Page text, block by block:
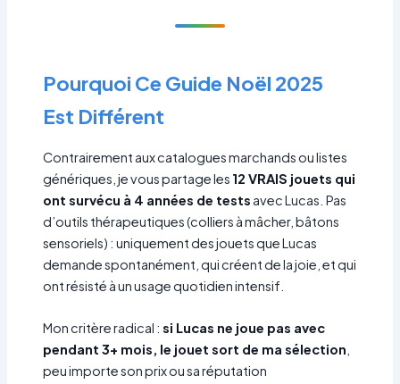
Pourquoi Ce Guide Noël 2025
Est Différent
Contrairement aux catalogues marchands ou listes
génériques, je vous partage les 12 VRAIS jouets qui
ont survécu à 4 années de tests avec Lucas. Pas
d’outils thérapeutiques (colliers à mâcher, bâtons
sensoriels) : uniquement des jouets que Lucas
demande spontanément, qui créent de la joie, et qui
ont résisté à un usage quotidien intensif.
Mon critère radical : si Lucas ne joue pas avec
pendant 3+ mois, le jouet sort de ma sélection
peu importe son prix ou sa réputation